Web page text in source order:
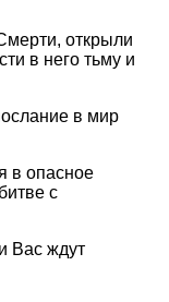
открыли
в него тьму и
в мир
в опасное
с
Вас ждут